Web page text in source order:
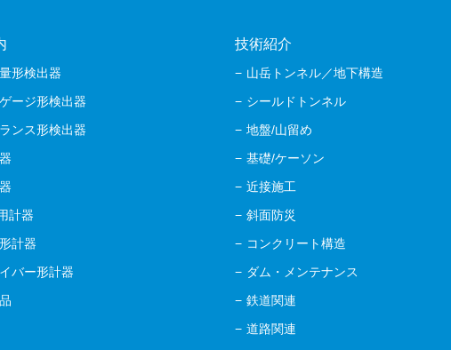
形検出器
ージ形検出器
ンス形検出器
計器
計器
バー形計器
技術紹介
山岳トンネル／地下構造
シールドトンネル
地盤/山留め
基礎/ケーソン
近接施工
斜面防災
コンクリート構造
ダム・メンテナンス
鉄道関連
道路関連